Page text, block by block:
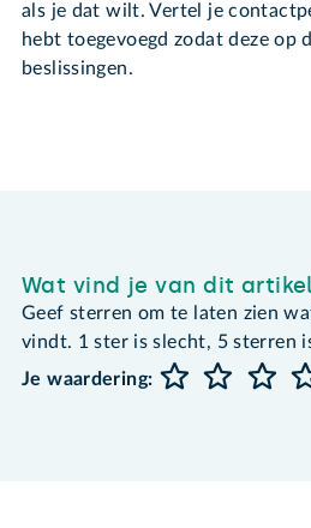
als je dat wilt. Vertel je
hebt toegevoegd zodat deze op
beslissingen.
Wat vind je van dit
Geef sterren om te laten zien
vindt. 1 ster is slecht, 5 sterren
Je waardering: